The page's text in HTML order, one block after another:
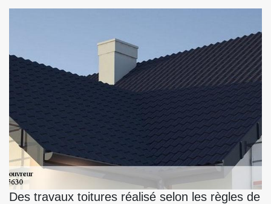
Des travaux toitures réalisé selon les règles de